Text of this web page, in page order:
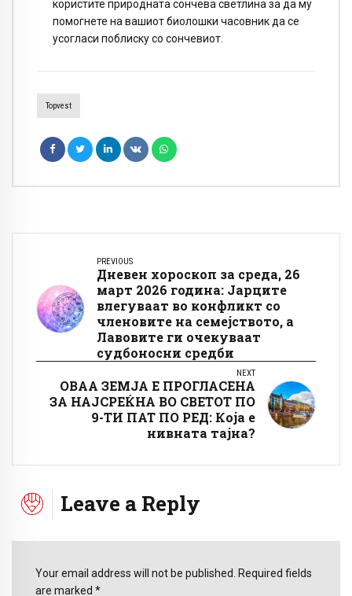
користите природната сончева светлина за да му
помогнете на вашиот биолошки часовник да се
усогласи поблиску со сончевиот.
Topvest
PREVIOUS
Дневен хороскоп за среда, 26
март 2026 година: Јарците
влегуваат во конфликт со
членовите на семејството, а
Лавовите ги очекуваат
судбоносни средби
NEXT
ОВАА ЗЕМЈА Е ПРОГЛАСЕНА
ЗА НАЈСРЕЌНА ВО СВЕТОТ ПО
9-ТИ ПАТ ПО РЕД: Која е
нивната тајна?
Leave a Reply
Your email address will not be published. Required fields
are marked *